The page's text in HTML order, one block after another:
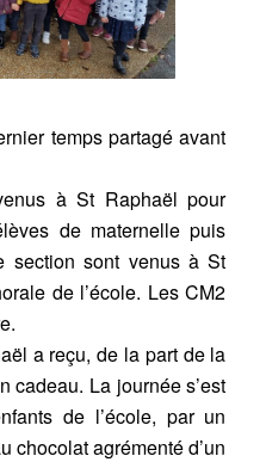
temps partagé avant
à St Raphaël pour
de maternelle puis
section sont venus à St
de l’école. Les CM2
a reçu, de la part de la
cadeau. La journée s’est
de l’école, par un
chocolat agrémenté d’un